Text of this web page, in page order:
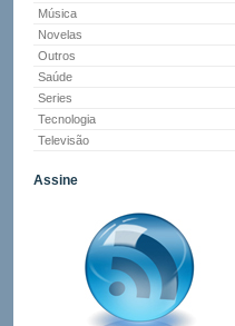
Música
Novelas
Outros
Saúde
Series
Tecnologia
Televisão
Assine